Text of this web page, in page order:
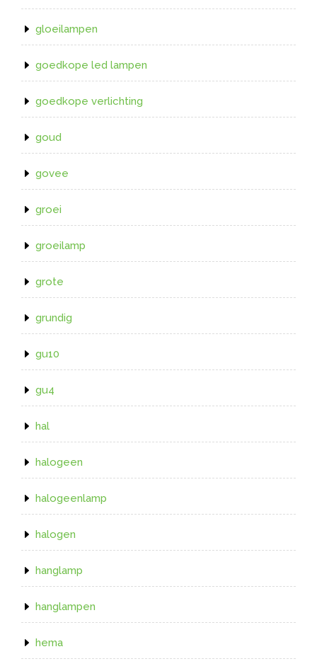
gloeilampen
goedkope led lampen
goedkope verlichting
goud
govee
groei
groeilamp
grote
grundig
gu10
gu4
hal
halogeen
halogeenlamp
halogen
hanglamp
hanglampen
hema